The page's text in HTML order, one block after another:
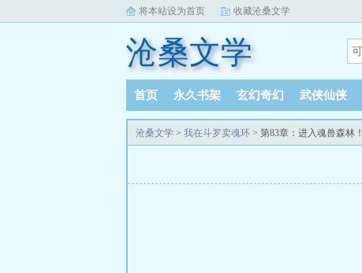
将本站设为首页 收藏沧桑文学
沧桑文学
首页 永久书架 玄幻奇幻 武侠仙侠
沧桑文学 > 我在斗罗卖魂环 > 第83章：进入魂兽森林！